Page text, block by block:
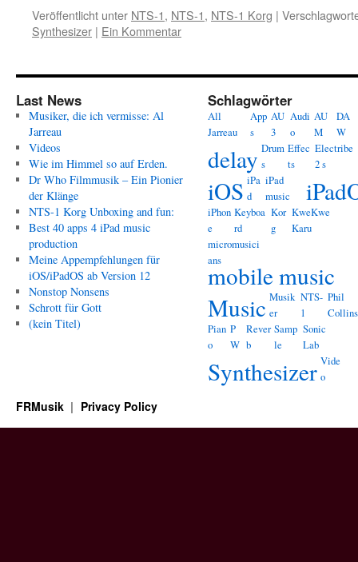
Veröffentlicht unter NTS-1, NTS-1, NTS-1 Korg |
Synthesizer | Ein Kommentar
Last News
Musiker, die ich vermisse: Al
Jarreau
Videos
Wie im Himmel so auf Erden.
Dr Who Filmmusik – Ein Pionier
der Klänge
NTS-1 Korg Unboxing and fun:
Best 40 apps 4 iPad music
production
Meine Appempfehlungen für
iOS/iPadOS ab Version 12
Nonstop Nonsens
Schrott für Gott
(kein Titel)
Schlagwörter
All
Jarreau
App
s
AU
3
Audi
o
AU
M
DA
W
delay Drum
s
Effec
ts
Electribe
2 s
iOS iPa
d
iPad
music
iPhon
e
Keyboa
rd
Kor
g
KweKwe
Karu
micromusici
ans
mobile music
Music Musik
er
NTS-
1
Phil
Collins
Pian
o
P
W
Rever
b
Samp
le
Sonic
Lab
Synthesizer Vide
o
FRMusik Privacy Policy